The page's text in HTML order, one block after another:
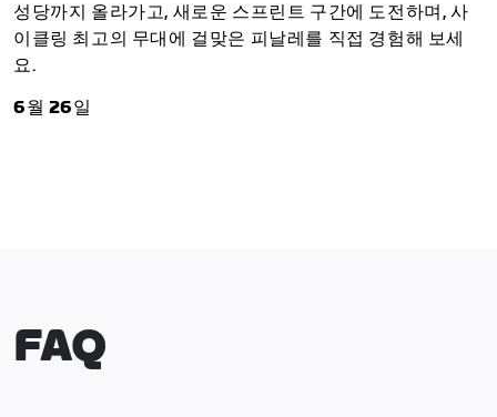
성당까지 올라가고, 새로운 스프린트 구간에 도전하며, 사
이클링 최고의 무대에 걸맞은 피날레를 직접 경험해 보세
요.
6월 26일
FAQ